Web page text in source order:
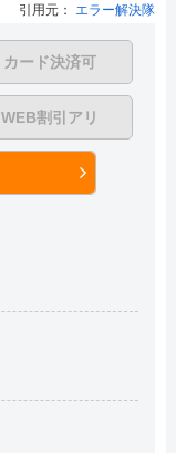
引用元： エラー解決隊
カード決済可
WEB割引アリ